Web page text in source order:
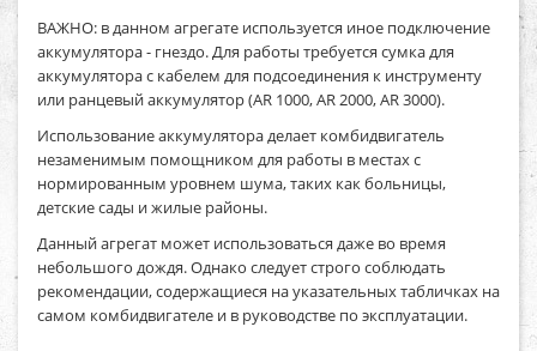
ВАЖНО: в данном агрегате используется иное подключение
аккумулятора - гнездо. Для работы требуется сумка для
аккумулятора с кабелем для подсоединения к инструменту
или ранцевый аккумулятор (AR 1000, AR 2000, AR 3000).
Использование аккумулятора делает комбидвигатель
незаменимым помощником для работы в местах с
нормированным уровнем шума, таких как больницы,
детские сады и жилые районы.
Данный агрегат может использоваться даже во время
небольшого дождя. Однако следует строго соблюдать
рекомендации, содержащиеся на указательных табличках на
самом комбидвигателе и в руководстве по эксплуатации.